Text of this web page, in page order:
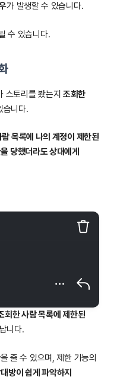
가 발생할 수 있습니다.
수 있습니다.
스토리를 봤는지 조회한
습니다.
목록에 나의 계정이 제한된
당했더라도 상대에게
회한 사람 목록에 제한된
니다.
줄 수 있으며, 제한 기능의
방이 쉽게 파악하지